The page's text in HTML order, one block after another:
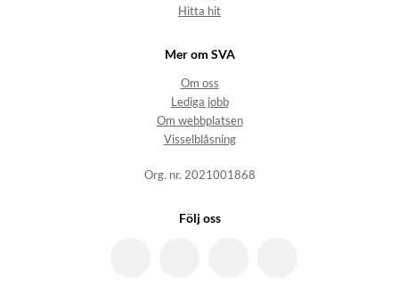
Hitta hit
Mer om SVA
Om oss
Lediga jobb
Om webbplatsen
Visselblåsning
Org. nr. 2021001868
Följ oss